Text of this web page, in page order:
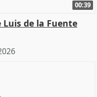
00:39
Luis de la Fuente